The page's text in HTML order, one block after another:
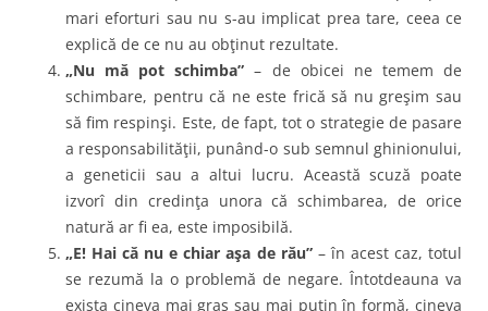
mari eforturi sau nu s-au implicat prea tare, ceea ce
explică de ce nu au obţinut rezultate.
„Nu mă pot schimba” – de obicei ne temem de
schimbare, pentru că ne este frică să nu greşim sau
să fim respinşi. Este, de fapt, tot o strategie de pasare
a responsabilităţii, punând-o sub semnul ghinionului,
a geneticii sau a altui lucru. Această scuză poate
izvorî din credinţa unora că schimbarea, de orice
natură ar fi ea, este imposibilă.
„E! Hai că nu e chiar aşa de rău”– în acest caz, totul
se rezumă la o problemă de negare. Întotdeauna va
exista cineva mai gras sau mai puţin în formă, cineva